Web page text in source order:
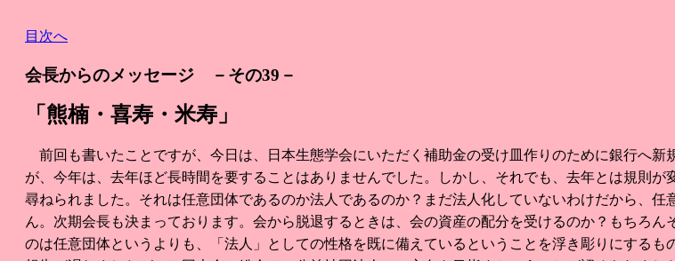
目次へ
会長からのメッセージ －その39－
「熊楠・喜寿・米寿」
前回も書いたことですが、今日は、日本生態学会にいただく補助金の受け皿作りのために銀行へ
が、今年は、去年ほど長時間を要することはありませんでした。しかし、それでも、去年とは規則
尋ねられました。それは任意団体であるのか法人であるのか？まだ法人化していないわけだから、
ん。次期会長も決まっております。会から脱退するときは、会の資産の配分を受けるのか？もちろ
のは任意団体というよりも、「法人」としての性格を既に備えているということを浮き彫りにする